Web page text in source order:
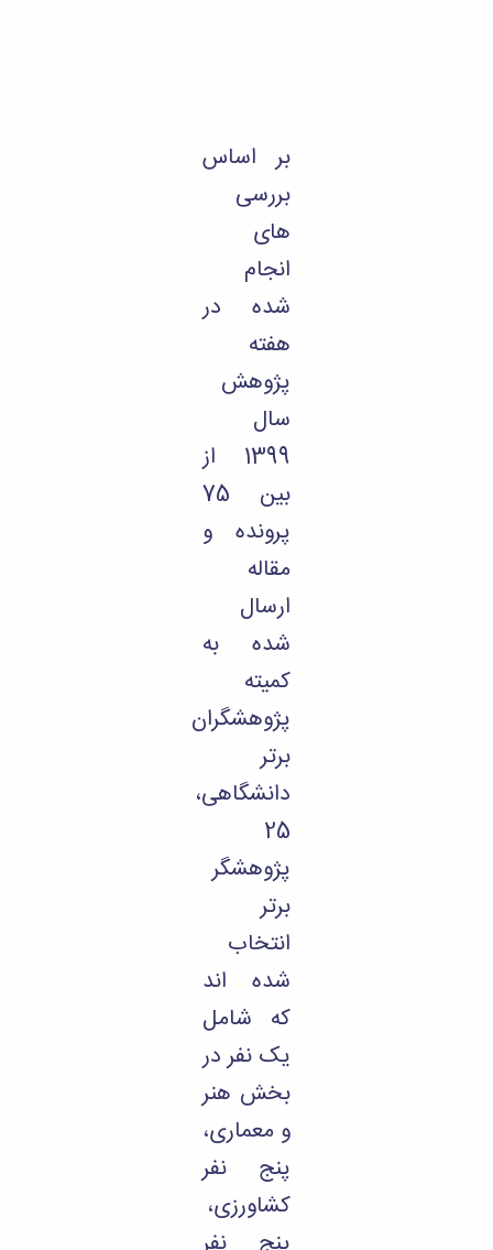
بر اساس
بررسی
های
انجام
شده در
هفته
پژوهش
سال
1399 از
بین 75
پرونده و
مقاله
ارسال
شده به
کمیته
پژوهشگران
برتر
دانشگاهی،
25
پژوهشگر
برتر
انتخاب
شده اند
که شامل
یک نفر در
بخش هنر
و معماری،
پنج نفر
کشاورزی،